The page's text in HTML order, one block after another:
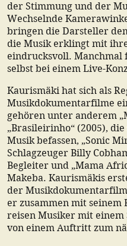
der Stimmung und der
Wechselnde
bringen die Darsteller
die Musik erklingt mit
eindrucksvoll. Manchmal
selbst bei einem Live-
Kaurismäki hat sich als
Musikdokumentarfilme
gehören unter anderem
„Brasileirinho“ (2005),
Musik befassen, „Sonic
Schlagzeuger Billy
Begleiter und „Mama
Makeba. Kaurismäkis
der Musikdokumentarfilm
er zusammen mit
reisen Musiker mit einem
von einem Auftritt zum